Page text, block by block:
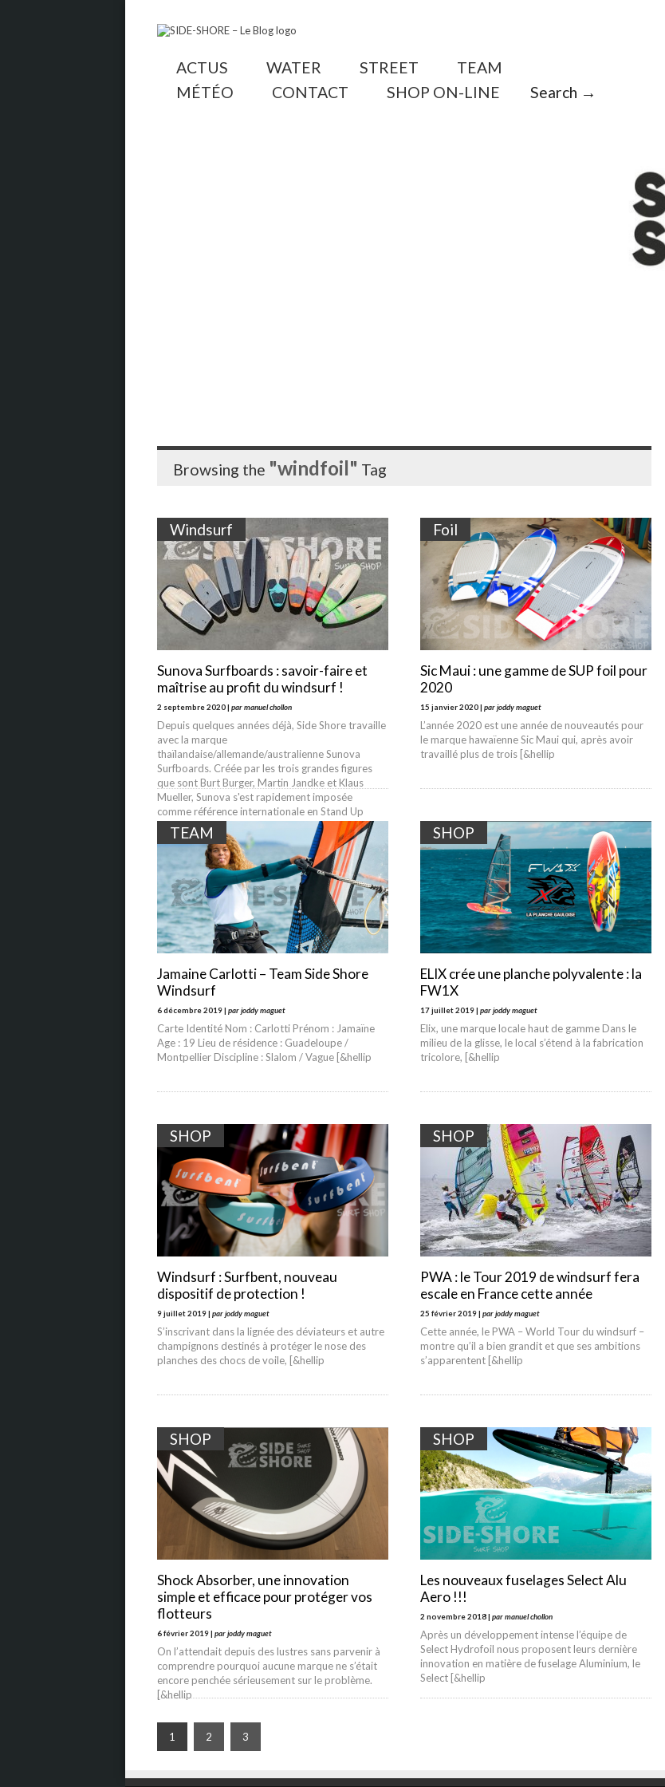
ACTUS WATER STREET
TEAM
MÉTÉO
CONTACT SHOP ON-LINE Search →
Browsing the "windfoil" Tag
Windsurf
Sunova Surfboards : savoir-faire et
maîtrise au profit du windsurf !
2 septembre 2020 | par manuel chollon
Depuis quelques années déjà, Side Shore travaille
avec la marque
thaïlandaise/allemande/australienne Sunova
Surfboards. Créée par les trois grandes figures
que sont Burt Burger, Martin Jandke et Klaus
Mueller, Sunova s'est rapidement imposée
comme référence internationale en Stand Up
Paddle. Trois ans plus tôt, Sunova et sa Board
Factory Co. se sont lancés un nouveau défis :
conquérir le monde du windsurf
Foil
Sic Maui : une gamme de SUP foil pour
2020
15 janvier 2020 | par joddy maguet
L’année 2020 est une année de nouveautés pour
le marque hawaïenne Sic Maui qui, après avoir
travaillé plus de trois [&hellip
TEAM
Jamaine Carlotti – Team Side Shore
Windsurf
6 décembre 2019 | par joddy maguet
Carte Identité Nom : Carlotti Prénom : Jamaïne
Age : 19 Lieu de résidence : Guadeloupe /
Montpellier Discipline : Slalom / Vague [&hellip
SHOP
ELIX crée une planche polyvalente : la
FW1X
17 juillet 2019 | par joddy maguet
Elix, une marque locale haut de gamme Dans le
milieu de la glisse, le local s’étend à la fabrication
tricolore, [&hellip
SHOP
Windsurf : Surfbent, nouveau
dispositif de protection !
9 juillet 2019 | par joddy maguet
S’inscrivant dans la lignée des déviateurs et autre
champignons destinés à protéger le nose des
planches des chocs de voile, [&hellip
SHOP
PWA : le Tour 2019 de windsurf fera
escale en France cette année
25 février 2019 | par joddy maguet
Cette année, le PWA – World Tour du windsurf –
montre qu’il a bien grandit et que ses ambitions
s’apparentent [&hellip
SHOP
Shock Absorber, une innovation
simple et efficace pour protéger vos
flotteurs
6 février 2019 | par joddy maguet
On l’attendait depuis des lustres sans parvenir à
comprendre pourquoi aucune marque ne s’était
encore penchée sérieusement sur le problème.
[&hellip
SHOP
Les nouveaux fuselages Select Alu
Aero !!!
2 novembre 2018 | par manuel chollon
Après un développement intense l’équipe de
Select Hydrofoil nous proposent leurs dernière
innovation en matière de fuselage Aluminium, le
Select [&hellip
1 2 3